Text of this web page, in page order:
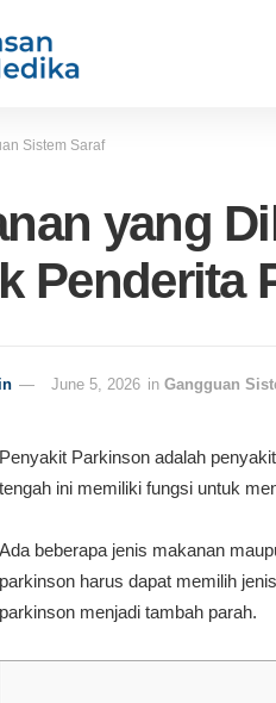
Sistem Saraf
yang
Penderita
June 5, 2026 in Gangguan
Penyakit Parkinson adalah
tengah ini memiliki fungsi untuk
Ada beberapa jenis makanan
parkinson harus dapat memilih
parkinson menjadi tambah parah.